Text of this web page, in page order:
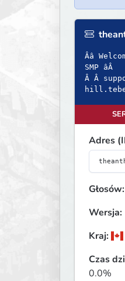
Ââ
SMP âÂ
Â Â
Adres
Głosów:
Wersja:
Kraj:
Czas
0.0%